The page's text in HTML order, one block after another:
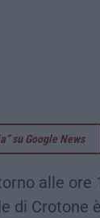
su Google News
alle ore
di Crotone